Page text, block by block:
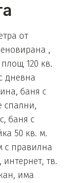
от
,
120 кв.
дневна
баня с
спални,
баня с
50 кв. м.
с правилна
тв.
има